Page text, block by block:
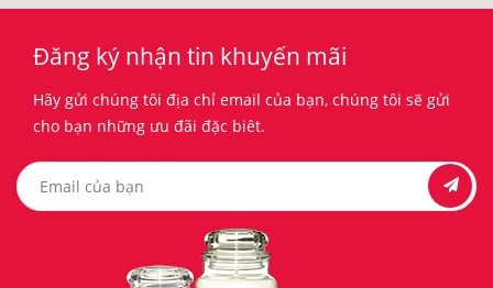
Đăng ký nhận tin khuyến mãi
Hãy gửi chúng tôi địa chỉ email của bạn, chúng tôi sẽ gửi
cho bạn những ưu đãi đặc biêt.